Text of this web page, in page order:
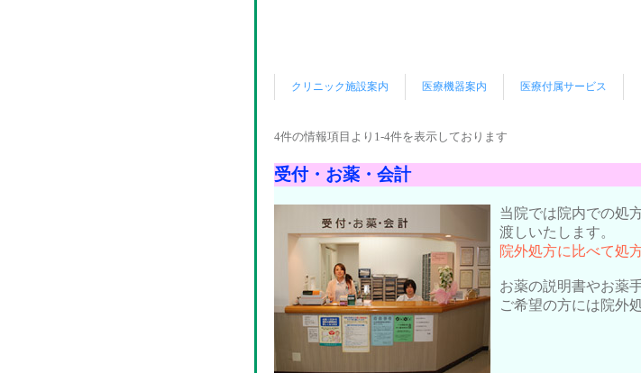
クリニック施設案内 医療機器案内 医療付属サービス
4件の情報項目より1-4件を表示しております
受付・お薬・会計
当院では院内での処
渡しいたします。
院外処方に比べて処
お薬の説明書やお薬
ご希望の方には院外